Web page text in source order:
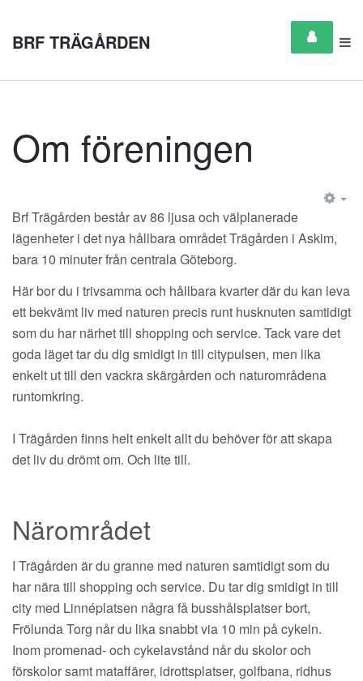
BRF TRÄGÅRDEN
Om föreningen
Brf Trägården består av 86 ljusa och välplanerade
lägenheter i det nya hållbara området Trägården i Askim,
bara 10 minuter från centrala Göteborg.
Här bor du i trivsamma och hållbara kvarter där du kan leva
ett bekvämt liv med naturen precis runt husknuten samtidigt
som du har närhet till shopping och service. Tack vare det
goda läget tar du dig smidigt in till citypulsen, men lika
enkelt ut till den vackra skärgården och naturområdena
runtomkring.
I Trägården finns helt enkelt allt du behöver för att skapa
det liv du drömt om. Och lite till.
Närområdet
I Trägården är du granne med naturen samtidigt som du
har nära till shopping och service. Du tar dig smidigt in till
city med Linnéplatsen några få busshålsplatser bort,
Frölunda Torg når du lika snabbt via 10 min på cykeln.
Inom promenad- och cykelavstånd når du skolor och
förskolor samt mataffärer, idrottsplatser, golfbana, ridhus